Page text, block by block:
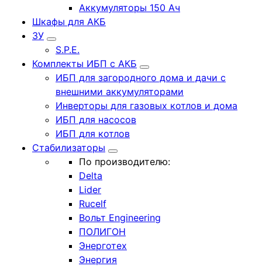
Аккумуляторы 150 Ач
Шкафы для АКБ
ЗУ
S.P.E.
Комплекты ИБП с АКБ
ИБП для загородного дома и дачи с
внешними аккумуляторами
Инверторы для газовых котлов и дома
ИБП для насосов
ИБП для котлов
Стабилизаторы
По производителю:
Delta
Lider
Rucelf
Вольт Engineering
ПОЛИГОН
Энерготех
Энергия